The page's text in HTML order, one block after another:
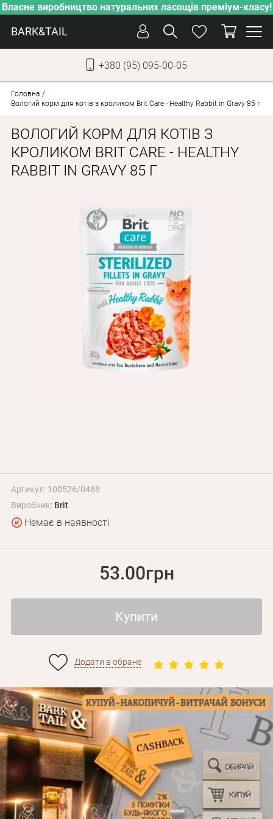
Власне виробництво натуральних ласощів преміум-класу!
BARK&TAIL
+380 (95) 095-00-05
СОБАКИ
КОТИ
ВІД СПЕКИ
АКЦІЇ
БЛОГ
Оплата і доставка
Програма лояльності
Про Нас
Оптовим клієнтам
Контакти
Головна
Вологий корм для котів з кроликом Brit Care - Healthy Rabbit in Gravy 85 г
ВОЛОГИЙ КОРМ ДЛЯ КОТІВ З
КРОЛИКОМ BRIT CARE - HEALTHY
RABBIT IN GRAVY 85 Г
Артикул: 100526/0488
Виробник: Brit
Немає в наявності
53.00грн
Купити
Додати в обране
Особисті дані